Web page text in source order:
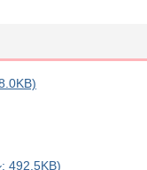
492.5KB)